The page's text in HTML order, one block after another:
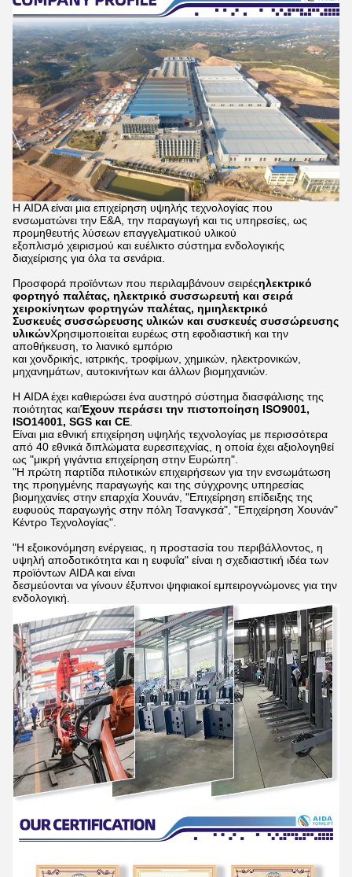
Η AIDA είναι μια επιχείρηση υψηλής τεχνολογίας που
ενσωματώνει την Ε&Α, την παραγωγή και τις υπηρεσίες, ως
προμηθευτής λύσεων επαγγελματικού υλικού
εξοπλισμό χειρισμού και ευέλικτο σύστημα ενδολογικής
διαχείρισης για όλα τα σενάρια.
Προσφορά προϊόντων που περιλαμβάνουν σειρέςηλεκτρικό
φορτηγό παλέτας, ηλεκτρικό συσσωρευτή και σειρά
χειροκίνητων φορτηγών παλέτας, ημιηλεκτρικό
Συσκευές συσσώρευσης υλικών και συσκευές συσσώρευσης
υλικώνΧρησιμοποιείται ευρέως στη εφοδιαστική και την
αποθήκευση, το λιανικό εμπόριο
και χονδρικής, ιατρικής, τροφίμων, χημικών, ηλεκτρονικών,
μηχανημάτων, αυτοκινήτων και άλλων βιομηχανιών.
Η AIDA έχει καθιερώσει ένα αυστηρό σύστημα διασφάλισης της
ποιότητας καιΈχουν περάσει την πιστοποίηση ISO9001,
ISO14001, SGS και CE.
Είναι μια εθνική επιχείρηση υψηλής τεχνολογίας με περισσότερα
από 40 εθνικά διπλώματα ευρεσιτεχνίας, η οποία έχει αξιολογηθεί
ως "μικρή γιγάντια επιχείρηση στην Ευρώπη".
"Η πρώτη παρτίδα πιλοτικών επιχειρήσεων για την ενσωμάτωση
της προηγμένης παραγωγής και της σύγχρονης υπηρεσίας
βιομηχανίες στην επαρχία Χουνάν, "Επιχείρηση επίδειξης της
ευφυούς παραγωγής στην πόλη Τσανγκσά", "Επιχείρηση Χουνάν"
Κέντρο Τεχνολογίας".
"Η εξοικονόμηση ενέργειας, η προστασία του περιβάλλοντος, η
υψηλή αποδοτικότητα και η ευφυΐα" είναι η σχεδιαστική ιδέα των
προϊόντων AIDA και είναι
δεσμεύονται να γίνουν έξυπνοι ψηφιακοί εμπειρογνώμονες για την
ενδολογική.